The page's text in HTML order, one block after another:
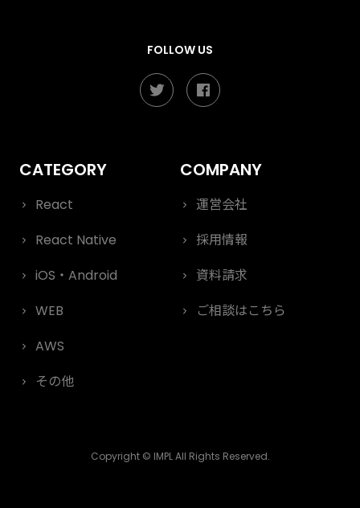
FOLLOW US
React
React Native
iOS・Android
WEB
AWS
その他
運営会社
採用情報
資料請求
ご相談はこちら
Copyright © IMPL All Rights Reserved.